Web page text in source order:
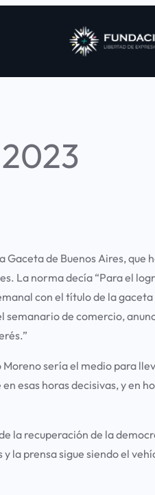
Gaceta de Buenos Aires,
La norma decía “Para el
con el título de la
de comercio,
sería el medio para
esas horas decisivas, y en
la recuperación de la
prensa sigue siendo el